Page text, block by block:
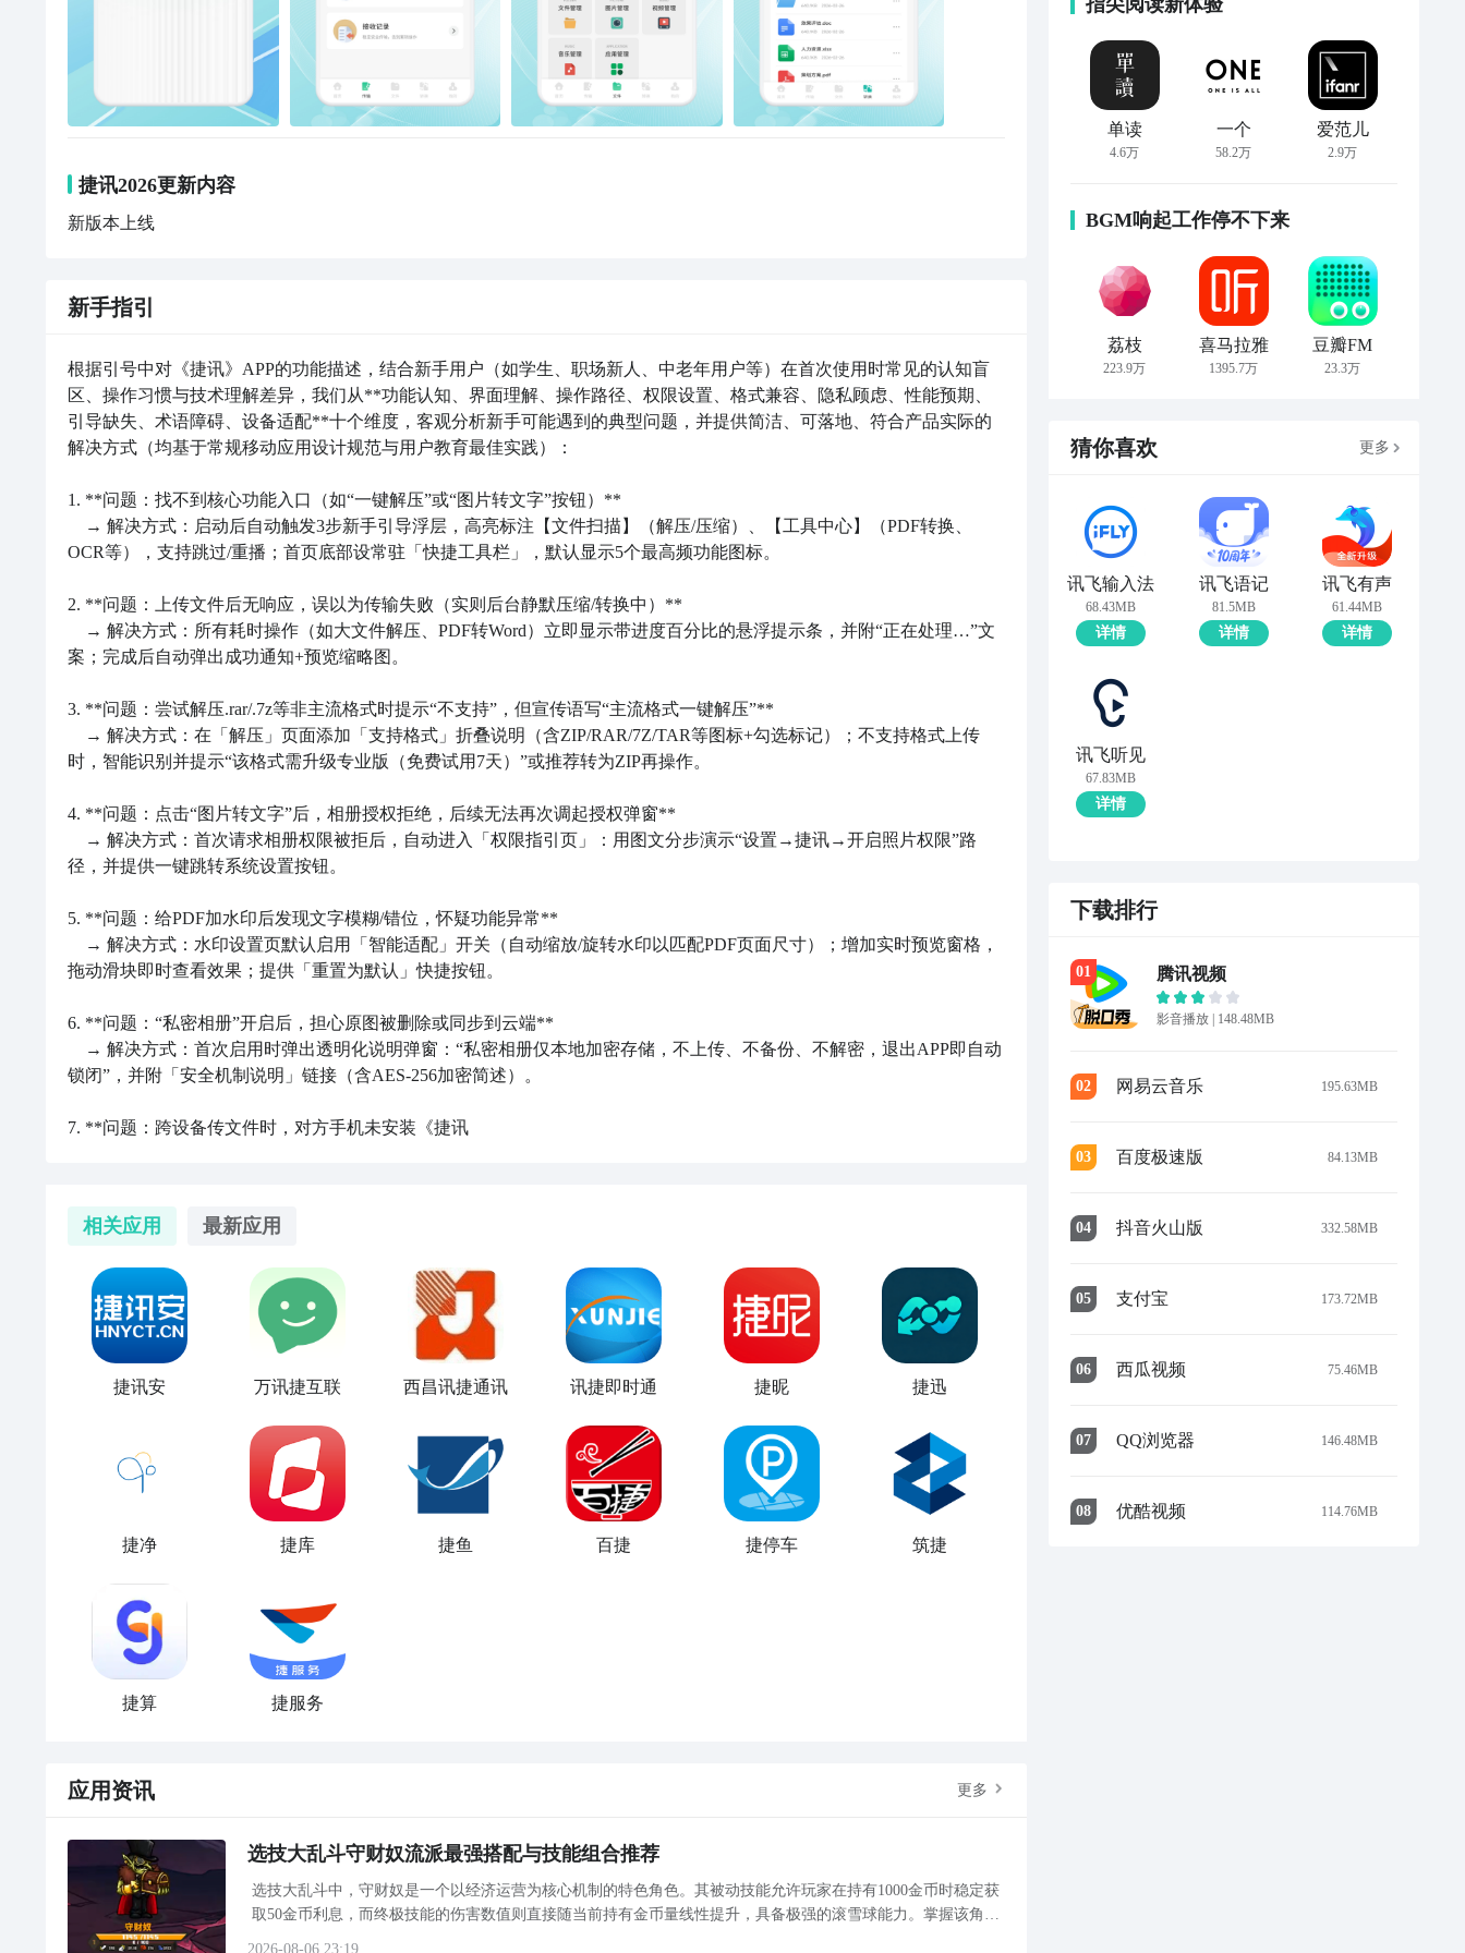
捷讯2026更新内容
新版本上线
新手指引
根据引号中对《捷讯》APP的功能描述，结合新手用户（如学生、职场新人、中老年用户等）在首次使用时常见的认知盲
区、操作习惯与技术理解差异，我们从**功能认知、界面理解、操作路径、权限设置、格式兼容、隐私顾虑、性能预期、
引导缺失、术语障碍、设备适配**十个维度，客观分析新手可能遇到的典型问题，并提供简洁、可落地、符合产品实际的
解决方式（均基于常规移动应用设计规范与用户教育最佳实践）：
1. **问题：找不到核心功能入口（如“一键解压”或“图片转文字”按钮）**
→ 解决方式：启动后自动触发3步新手引导浮层，高亮标注【文件扫描】（解压/压缩）、【工具中心】（PDF转换、
OCR等），支持跳过/重播；首页底部设常驻「快捷工具栏」，默认显示5个最高频功能图标。
2. **问题：上传文件后无响应，误以为传输失败（实则后台静默压缩/转换中）**
→ 解决方式：所有耗时操作（如大文件解压、PDF转Word）立即显示带进度百分比的悬浮提示条，并附“正在处理…”文
案；完成后自动弹出成功通知+预览缩略图。
3. **问题：尝试解压.rar/.7z等非主流格式时提示“不支持”，但宣传语写“主流格式一键解压”**
→ 解决方式：在「解压」页面添加「支持格式」折叠说明（含ZIP/RAR/7Z/TAR等图标+勾选标记）；不支持格式上传
时，智能识别并提示“该格式需升级专业版（免费试用7天）”或推荐转为ZIP再操作。
4. **问题：点击“图片转文字”后，相册授权拒绝，后续无法再次调起授权弹窗**
→ 解决方式：首次请求相册权限被拒后，自动进入「权限指引页」：用图文分步演示“设置→捷讯→开启照片权限”路
径，并提供一键跳转系统设置按钮。
5. **问题：给PDF加水印后发现文字模糊/错位，怀疑功能异常**
→ 解决方式：水印设置页默认启用「智能适配」开关（自动缩放/旋转水印以匹配PDF页面尺寸）；增加实时预览窗格，
拖动滑块即时查看效果；提供「重置为默认」快捷按钮。
6. **问题：“私密相册”开启后，担心原图被删除或同步到云端**
→ 解决方式：首次启用时弹出透明化说明弹窗：“私密相册仅本地加密存储，不上传、不备份、不解密，退出APP即自动
锁闭”，并附「安全机制说明」链接（含AES-256加密简述）。
7. **问题：跨设备传文件时，对方手机未安装《捷讯
相关应用 最新应用
捷讯安 万讯捷互联 西昌讯捷通讯 讯捷即时通 捷昵 捷迅
捷净 捷库 捷鱼 百捷 捷停车 筑捷
捷算 捷服务
应用资讯 更多
选技大乱斗守财奴流派最强搭配与技能组合推荐
选技大乱斗中，守财奴是一个以经济运营为核心机制的特色角色。其被动技能允许玩家在持有1000金币时稳定获
取50金币利息，而终极技能的伤害数值则直接随当前持有金币量线性提升，具备极强的滚雪球能力。掌握该角色
2026-08-06 23:19
指尖阅读新体验
单读
4.6万
一个
58.2万
爱范儿
2.9万
BGM响起工作停不下来
荔枝
223.9万
喜马拉雅
1395.7万
豆瓣FM
23.3万
猜你喜欢 更多
讯飞输入法
68.43MB
详情
讯飞语记
81.5MB
详情
讯飞有声
61.44MB
详情
讯飞听见
67.83MB
详情
下载排行
01 腾讯视频
影音播放 | 148.48MB
02 网易云音乐 195.63MB
03 百度极速版 84.13MB
04 抖音火山版 332.58MB
05 支付宝 173.72MB
06 西瓜视频 75.46MB
07 QQ浏览器 146.48MB
08 优酷视频 114.76MB